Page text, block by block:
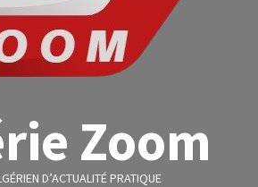
Zoom
D’ACTUALITÉ PRATIQUE